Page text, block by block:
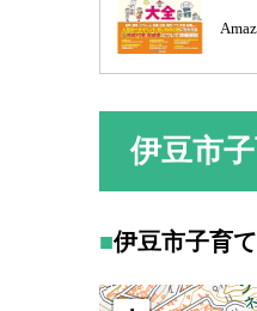
伊豆市
伊豆市子育